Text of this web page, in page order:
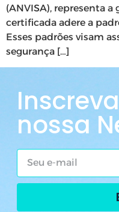
(ANVISA), representa
certificada adere a
Esses padrões visam
segurança […]
nossa